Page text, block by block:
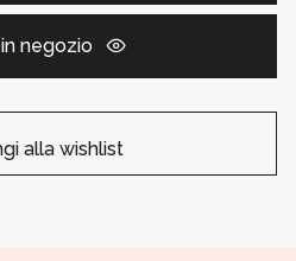
negozio
alla wishlist